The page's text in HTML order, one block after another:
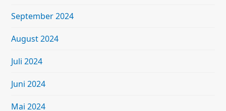
September 2024
August 2024
Juli 2024
Juni 2024
Mai 2024